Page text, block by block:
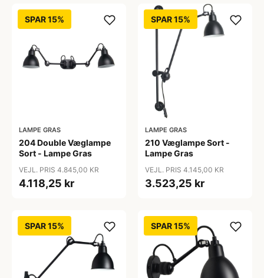
SPAR 15%
LAMPE GRAS
204 Double Væglampe
Sort - Lampe Gras
VEJL. PRIS 4.845,00 KR
4.118,25 kr
SPAR 15%
LAMPE GRAS
210 Væglampe Sort -
Lampe Gras
VEJL. PRIS 4.145,00 KR
3.523,25 kr
SPAR 15% SPAR 15%